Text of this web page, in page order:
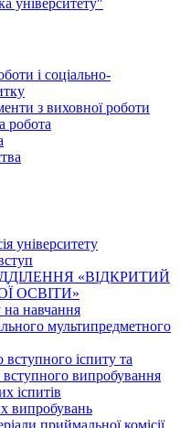
університету"
і соціально-
з виховної роботи
робота
університету
«ВІДКРИТИЙ
ОСВІТИ»
навчання
мультипредметного
іспиту та
випробування
іспитів
випробувань
приймальної комісії